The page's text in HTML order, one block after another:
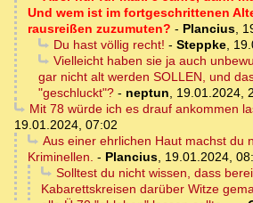
Und wem ist im fortgeschrittenen
rausreißen zuzumuten? - Plancius,
Du hast völlig recht! - Steppke,
Vielleicht haben sie ja auch
gar nicht alt werden SOLLEN, und
"geschluckt"? - neptun, 19.01.2024,
Mit 78 würde ich es drauf ankommen
19.01.2024, 07:02
Aus einer ehrlichen Haut machst du
Kriminellen. - Plancius, 19.01.2024,
Solltest du nicht wissen, dass
Kabarettskreisen darüber Witze